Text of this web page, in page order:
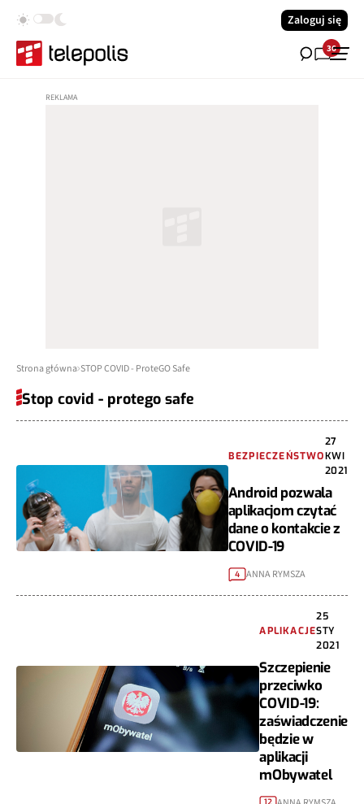
Zaloguj się
36
Strona główna STOP COVID - ProteGO Safe
Stop covid - protego safe
BEZPIECZEŃSTWO
27
KWI
2021
Android pozwala
aplikacjom czytać
dane o kontakcie z
COVID-19
4 ANNA RYMSZA
APLIKACJE
25
STY
2021
Szczepienie
przeciwko
COVID-19:
zaświadczenie
będzie w
aplikacji
mObywatel